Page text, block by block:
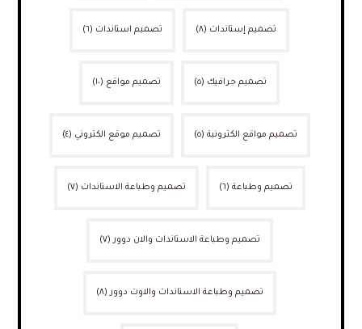
تصميم إستاندات (٨) تصميم استاندات (٦)
تصميم جرافيك (٥) تصميم مواقع (١٠)
تصميم مواقع الكترونية (٥) تصميم موقع الكتروني (٤)
تصميم وطباعة (٦) تصميم وطباعة الاستاندات (٧)
تصميم وطباعة الاستاندات والان دوور (٧)
تصميم وطباعة الاستاندات والاوت دوور (٨)